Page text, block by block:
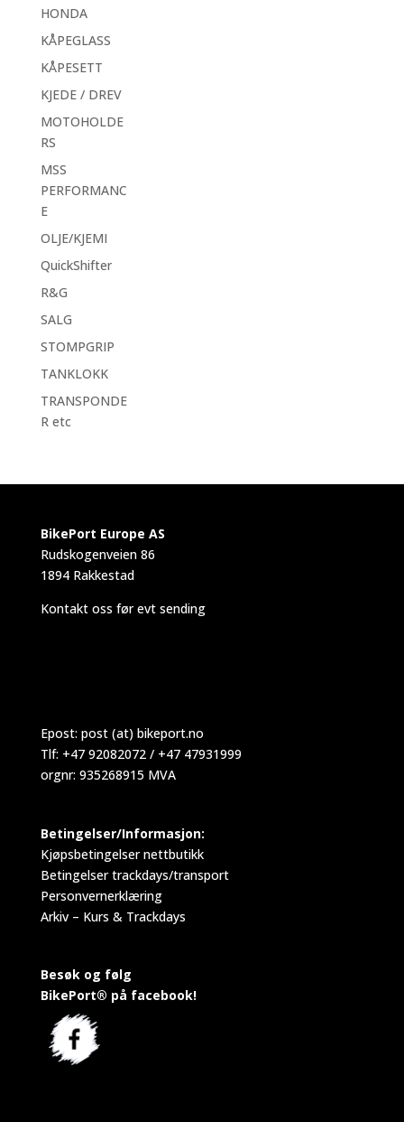
HONDA
KÅPEGLASS
KÅPESETT
KJEDE / DREV
MOTOHOLDE
RS
MSS
PERFORMANC
E
OLJE/KJEMI
QuickShifter
R&G
SALG
STOMPGRIP
TANKLOKK
TRANSPONDE
R etc
BikePort Europe AS
Rudskogenveien 86
1894 Rakkestad
Kontakt oss før evt sending
Epost: post (at) bikeport.no
Tlf: +47 92082072 / +47 47931999
orgnr: 935268915 MVA
Betingelser/Informasjon:
Kjøpsbetingelser nettbutikk
Betingelser trackdays/transport
Personvernerklæring
Arkiv – Kurs & Trackdays
Besøk og følg
BikePort® på facebook!